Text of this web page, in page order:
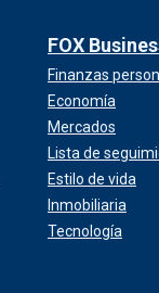
FOX
Finanzas
Economía
Mercados
Lista de
Estilo de vida
Inmobiliaria
Tecnología